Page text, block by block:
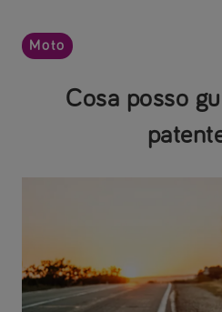
Cosa posso
Moto